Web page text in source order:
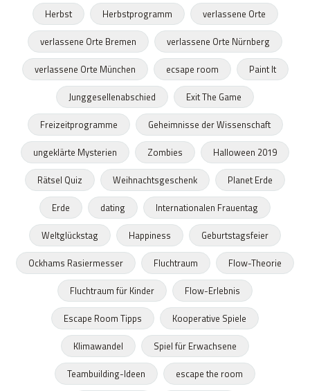
Herbst
Herbstprogramm
verlassene Orte
verlassene Orte Bremen
verlassene Orte Nürnberg
verlassene Orte München
ecsape room
Paint It
Junggesellenabschied
Exit The Game
Freizeitprogramme
Geheimnisse der Wissenschaft
ungeklärte Mysterien
Zombies
Halloween 2019
Rätsel Quiz
Weihnachtsgeschenk
Planet Erde
Erde
dating
Internationalen Frauentag
Weltglückstag
Happiness
Geburtstagsfeier
Ockhams Rasiermesser
Fluchtraum
Flow-Theorie
Fluchtraum für Kinder
Flow-Erlebnis
Escape Room Tipps
Kooperative Spiele
Klimawandel
Spiel für Erwachsene
Teambuilding-Ideen
escape the room